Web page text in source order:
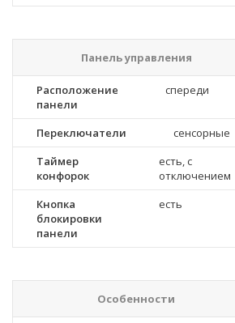
Панель управления
Расположение
панели
спереди
Переключатели
сенсорные
Таймер
конфорок
есть, с
отключением
Кнопка
блокировки
панели
есть
Особенности